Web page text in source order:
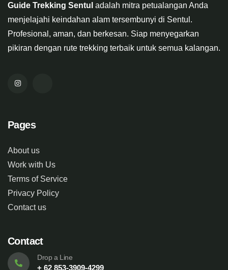
Guide Trekking Sentul adalah mitra petualangan Anda
menjelajahi keindahan alam tersembunyi di Sentul.
Profesional, aman, dan berkesan. Siap menyegarkan
pikiran dengan rute trekking terbaik untuk semua kalangan.
Pages
About us
Work with Us
Terms of Service
Privacy Policy
Contact us
Contact
Drop a Line
+ 62 853-3909-4299